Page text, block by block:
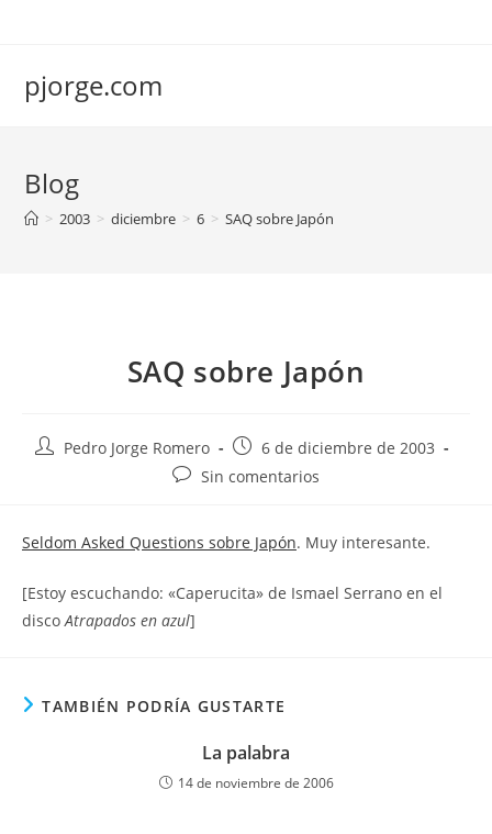
pjorge.com
Blog
> 2003 > diciembre > 6 > SAQ sobre Japón
SAQ sobre Japón
AutorPedro Jorge Romero
Publicación
de
6 de diciembre de 2003
Comentarios
entrada:
Sin comentarios
Seldom Asked Questions sobre Japón. Muy interesante.
[Estoy escuchando: «Caperucita» de Ismael Serrano en el
discoAtrapados en azul]
TAMBIÉN PODRÍA GUSTARTE
La palabra
14 de noviembre de 2006